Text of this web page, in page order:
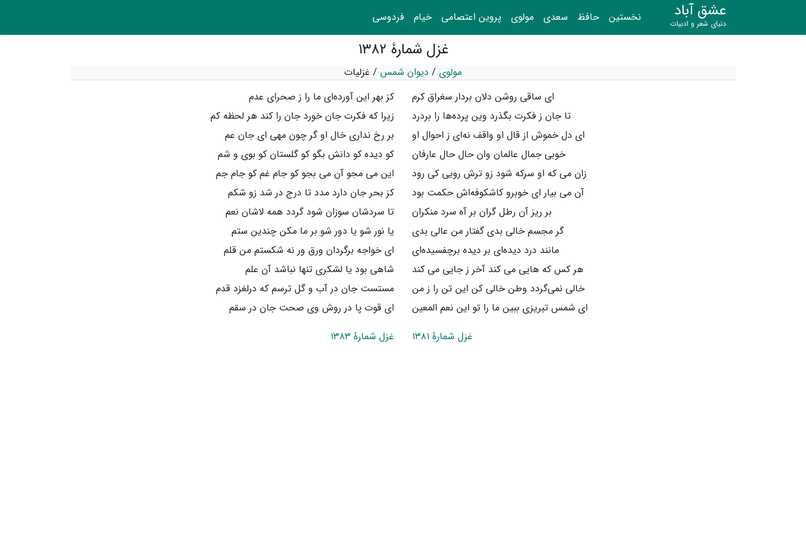
عشق آباد
دنیای شعر و ادبیات نخستین حافظ سعدی مولوی پروین اعتصامی خیام فردوسی
غزل شمارهٔ ۱۳۸۲
مولوی / دیوان شمس / غزلیات
ای ساقی روشن دلان بردار سغراق کرم
کز بهر این آورده‌ای ما را ز صحرای عدم
تا جان ز فکرت بگذرد وین پرده‌ها را بردرد
زیرا که فکرت جان خورد جان را کند هر لحظه کم
ای دل خموش از قال او واقف نه‌ای ز احوال او
بر رخ نداری خال او گر چون مهی ای جان عم
خوبی جمال عالمان وان حال حال عارفان
کو دیده کو دانش بگو کو گلستان کو بوی و شم
زان می که او سرکه شود زو ترش رویی کی رود
این می مجو آن می بجو کو جام غم کو جام جم
آن می بیار ای خوبرو کاشکوفه‌اش حکمت بود
کز بحر جان دارد مدد تا درج در شد زو شکم
بر ریز آن رطل گران بر آه سرد منکران
تا سردشان سوزان شود گردد همه لاشان نعم
گر مجسم خالی بدی گفتار من عالی بدی
یا نور شو یا دور شو بر ما مکن چندین ستم
مانند درد دیده‌ای بر دیده برچفسیده‌ای
ای خواجه برگردان ورق ور نه شکستم من قلم
هر کس که هایی می کند آخر ز جایی می کند
شاهی بود یا لشکری تنها نباشد آن علم
خالی نمی‌گردد وطن خالی کن این تن را ز من
مستست جان در آب و گل ترسم که درلغزد قدم
ای شمس تبریزی ببین ما را تو این نعم المعین
ای قوت پا در روش وی صحت جان در سقم
غزل شمارهٔ ۱۳۸۱
غزل شمارهٔ ۱۳۸۳